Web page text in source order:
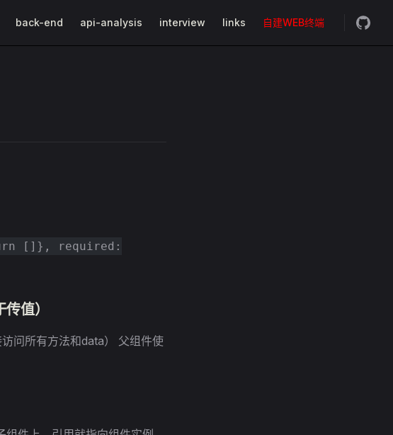
back-end api-analysis interview links 自建WEB终端
[]}, required:
值）
问所有方法和data） 父组件使